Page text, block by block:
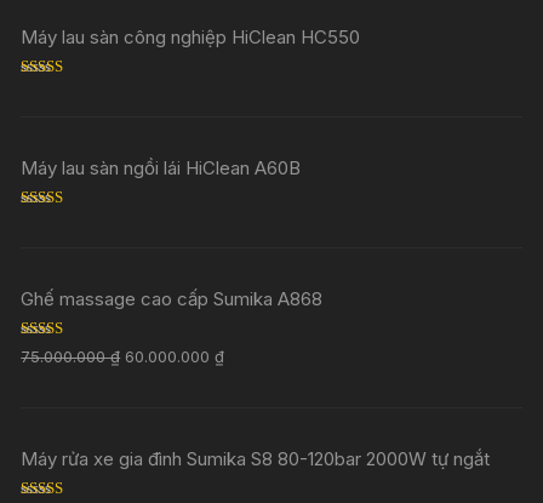
Máy lau sàn công nghiệp HiClean HC550
Máy lau sàn ngồi lái HiClean A60B
Ghế massage cao cấp Sumika A868
Rated5.00
out of 5
75.000.000₫ 60.000.000₫
Máy rửa xe gia đình Sumika S8 80-120bar 2000W tự ngắt